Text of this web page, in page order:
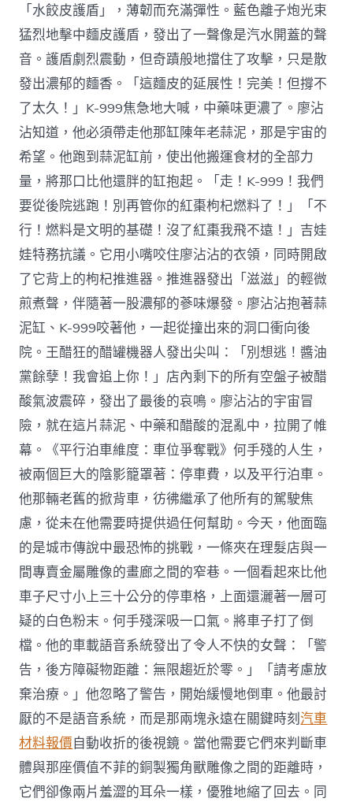
「水餃皮護盾」，薄韌而充滿彈性。藍色離子炮光束
猛烈地擊中麵皮護盾，發出了一聲像是汽水開蓋的聲
音。護盾劇烈震動，但奇蹟般地擋住了攻擊，只是散
發出濃郁的麵香。「這麵皮的延展性！完美！但撐不
了太久！」K-999焦急地大喊，中藥味更濃了。廖沾
沾知道，他必須帶走他那缸陳年老蒜泥，那是宇宙的
希望。他跑到蒜泥缸前，使出他搬運食材的全部力
量，將那口比他還胖的缸抱起。「走！K-999！我們
要從後院逃跑！別再管你的紅棗枸杞燃料了！」「不
行！燃料是文明的基礎！沒了紅棗我飛不遠！」吉娃
娃特務抗議。它用小嘴咬住廖沾沾的衣領，同時開啟
了它背上的枸杞推進器。推進器發出「滋滋」的輕微
煎煮聲，伴隨著一股濃郁的蔘味爆發。廖沾沾抱著蒜
泥缸、K-999咬著他，一起從撞出來的洞口衝向後
院。王醋狂的醋罐機器人發出尖叫：「別想逃！醬油
黨餘孽！我會追上你！」店內剩下的所有空盤子被醋
酸氣波震碎，發出了最後的哀鳴。廖沾沾的宇宙冒
險，就在這片蒜泥、中藥和醋酸的混亂中，拉開了帷
幕。《平行泊車維度：車位爭奪戰》何手殘的人生，
被兩個巨大的陰影籠罩著：停車費，以及平行泊車。
他那輛老舊的掀背車，彷彿繼承了他所有的駕駛焦
慮，從未在他需要時提供過任何幫助。今天，他面臨
的是城市傳說中最恐怖的挑戰，一條夾在理髮店與一
間專賣金屬雕像的畫廊之間的窄巷。一個看起來比他
車子尺寸小上三十公分的停車格，上面還灑著一層可
疑的白色粉末。何手殘深吸一口氣。將車子打了倒
檔。他的車載語音系統發出了令人不快的女聲：「警
告，後方障礙物距離：無限趨近於零。」「請考慮放
棄治療。」他忽略了警告，開始緩慢地倒車。他最討
厭的不是語音系統，而是那兩塊永遠在關鍵時刻汽車
材料報價自動收折的後視鏡。當他需要它們來判斷車
體與那座價值不菲的銅製獨角獸雕像之間的距離時，
它們卻像兩片羞澀的耳朵一樣，優雅地縮了回去。同